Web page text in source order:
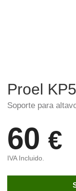
Proel
Soporte para
60 €
IVA Incluido.